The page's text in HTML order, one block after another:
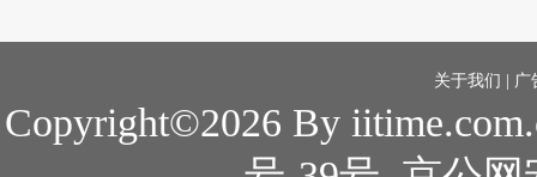
关于我们 广
Copyright©2026 By